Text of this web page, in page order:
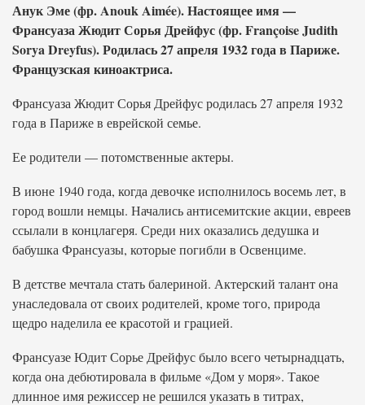
Анук Эме (фр. Anouk Aimée). Настоящее имя —
Франсуаза Жюдит Сорья Дрейфус (фр. Françoise Judith
Sorya Dreyfus). Родилась 27 апреля 1932 года в Париже.
Французская киноактриса.
Франсуаза Жюдит Сорья Дрейфус родилась 27 апреля 1932
года в Париже в еврейской семье.
Ее родители — потомственные актеры.
В июне 1940 года, когда девочке исполнилось восемь лет, в
город вошли немцы. Начались антисемитские акции, евреев
ссылали в концлагеря. Среди них оказались дедушка и
бабушка Франсуазы, которые погибли в Освенциме.
В детстве мечтала стать балериной. Актерский талант она
унаследовала от своих родителей, кроме того, природа
щедро наделила ее красотой и грацией.
Франсуазе Юдит Сорье Дрейфус было всего четырнадцать,
когда она дебютировала в фильме «Дом у моря». Такое
длинное имя режиссер не решился указать в титрах,